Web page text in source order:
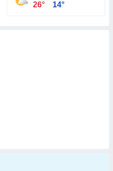
26° 14°